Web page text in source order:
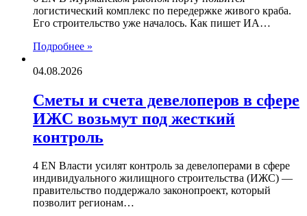
логистический комплекс по передержке живого краба.
Его строительство уже началось. Как пишет ИА…
Подробнее »
04.08.2026
Сметы и счета девелоперов в сфере
ИЖС возьмут под жесткий
контроль
4 EN Власти усилят контроль за девелоперами в сфере
индивидуального жилищного строительства (ИЖС) —
правительство поддержало законопроект, который
позволит регионам…